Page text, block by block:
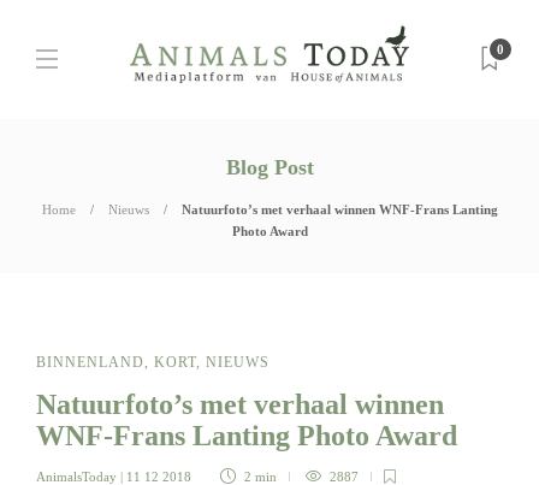
0
Blog Post
Home Nieuws
Natuurfoto’s met verhaal winnen WNF-Frans Lanting
Photo Award
BINNENLAND, KORT, NIEUWS
Natuurfoto’s met verhaal winnen
WNF-Frans Lanting Photo Award
AnimalsToday | 11 12 2018 2 min 2887